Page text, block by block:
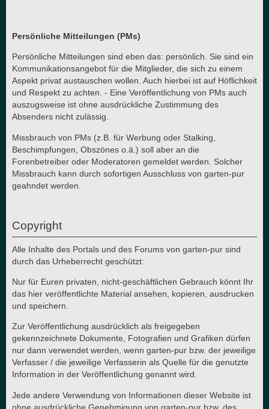
Persönliche Mitteilungen (PMs)
Persönliche Mitteilungen sind eben das: persönlich. Sie sind ein
Kommunikationsangebot für die Mitglieder, die sich zu einem
Aspekt privat austauschen wollen. Auch hierbei ist auf Höflichkeit
und Respekt zu achten. - Eine Veröffentlichung von PMs auch
auszugsweise ist ohne ausdrückliche Zustimmung des
Absenders nicht zulässig.
Missbrauch von PMs (z.B. für Werbung oder Stalking,
Beschimpfungen, Obszönes o.ä.) soll aber an die
Forenbetreiber oder Moderatoren gemeldet werden. Solcher
Missbrauch kann durch sofortigen Ausschluss von garten-pur
geahndet werden.
Copyright
Alle Inhalte des Portals und des Forums von garten-pur sind
durch das Urheberrecht geschützt:
Nur für Euren privaten, nicht-geschäftlichen Gebrauch könnt Ihr
das hier veröffentlichte Material ansehen, kopieren, ausdrucken
und speichern.
Zur Veröffentlichung ausdrücklich als freigegeben
gekennzeichnete Dokumente, Fotografien und Grafiken dürfen
nur dann verwendet werden, wenn garten-pur bzw. der jeweilige
Verfasser / die jeweilige Verfasserin als Quelle für die genutzte
Information in der Veröffentlichung genannt wird.
Jede andere Verwendung von Informationen dieser Website ist